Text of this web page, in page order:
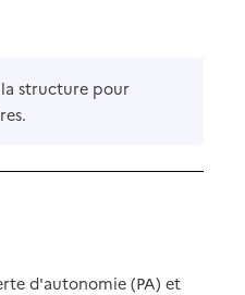
structure pour
d'autonomie (PA) et